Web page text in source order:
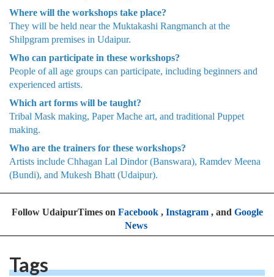
Where will the workshops take place?
They will be held near the Muktakashi Rangmanch at the
Shilpgram premises in Udaipur.
Who can participate in these workshops?
People of all age groups can participate, including beginners and
experienced artists.
Which art forms will be taught?
Tribal Mask making, Paper Mache art, and traditional Puppet
making.
Who are the trainers for these workshops?
Artists include Chhagan Lal Dindor (Banswara), Ramdev Meena
(Bundi), and Mukesh Bhatt (Udaipur).
Follow UdaipurTimes on Facebook, Instagram, and Google
News
Tags